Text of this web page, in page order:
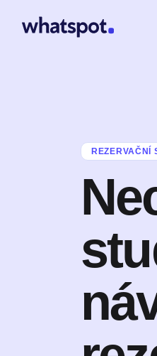
REZERVAČNÍ